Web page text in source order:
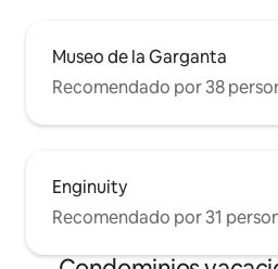
Museo de la Garganta
Recomendado por 38
Enginuity
Recomendado por 31